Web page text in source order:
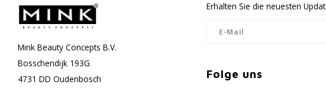
Mink Beauty Concepts B.V.
Bosschendijk 193G
4731 DD Oudenbosch
Erhalten Sie die neuesten
Folge uns